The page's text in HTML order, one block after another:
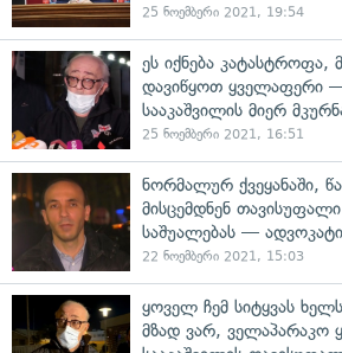
25 ნოემბერი 2021, 19:54
ეს იქნება კატასტროფა,
დავიწყოთ ყველაფერი
სააკაშვილის მიერ
25 ნოემბერი 2021, 16:51
ნორმალურ ქვეყანაში,
მისცემდნენ
საშუალებას —
22 ნოემბერი 2021, 15:03
ყოველ ჩემ სიტყვას
მზად ვარ, ველაპარაკო